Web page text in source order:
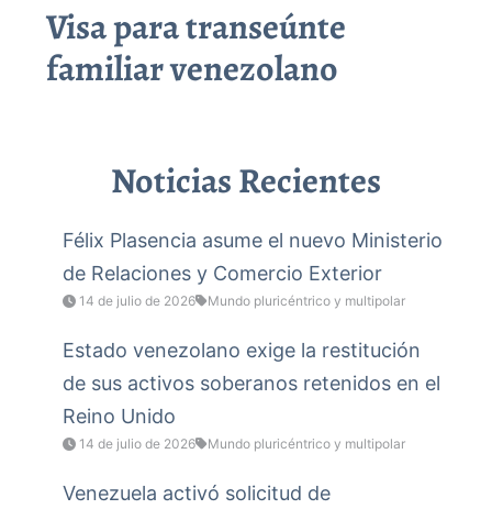
Visa para transeúnte
familiar venezolano
Noticias Recientes
Félix Plasencia asume el nuevo Ministerio
de Relaciones y Comercio Exterior
14 de julio de 2026 Mundo pluricéntrico y multipolar
Estado venezolano exige la restitución
de sus activos soberanos retenidos en el
Reino Unido
14 de julio de 2026 Mundo pluricéntrico y multipolar
Venezuela activó solicitud de